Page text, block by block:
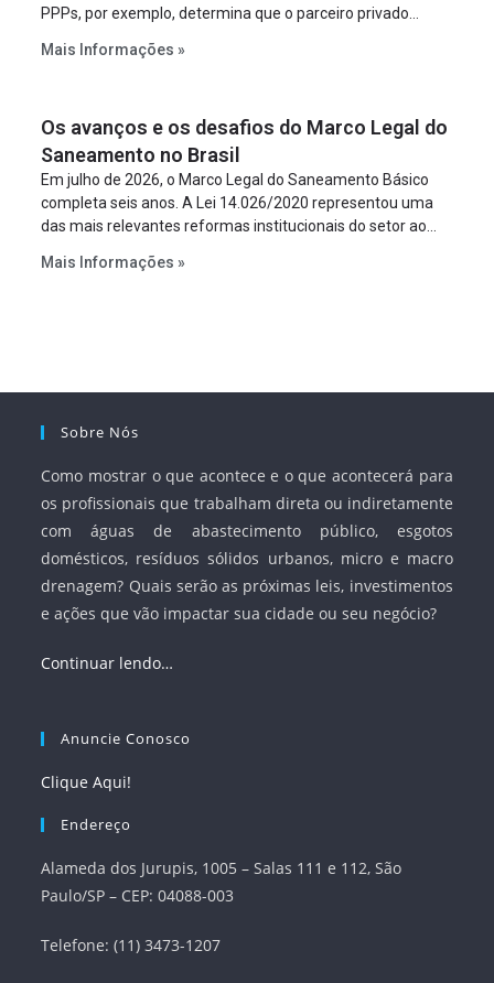
PPPs, por exemplo, determina que o parceiro privado
empreendimento. Ou seja, a suposta “fraude à licitação” é
projeto a projeto.
Mais Informações »
Os avanços e os desafios do Marco Legal do
Saneamento no Brasil
Em julho de 2026, o Marco Legal do Saneamento Básico
completa seis anos. A Lei 14.026/2020 representou uma
das mais relevantes reformas institucionais do setor ao
serviços, ampliar a participação da iniciativa privada,
Mais Informações »
Sobre Nós
Como mostrar o que acontece e o que acontecerá para
os profissionais que trabalham direta ou indiretamente
com águas de abastecimento público, esgotos
domésticos, resíduos sólidos urbanos, micro e macro
drenagem? Quais serão as próximas leis, investimentos
e ações que vão impactar sua cidade ou seu negócio?
Continuar lendo…
Anuncie Conosco
Clique Aqui!
Endereço
Alameda dos Jurupis, 1005 – Salas 111 e 112, São
Paulo/SP – CEP: 04088-003
Telefone: (11) 3473-1207